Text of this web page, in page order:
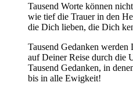
Tausend Worte können
wie tief die Trauer in den
die Dich lieben, die Dich
Tausend Gedanken werden
auf Deiner Reise durch die
Tausend Gedanken, in
bis in alle Ewigkeit!